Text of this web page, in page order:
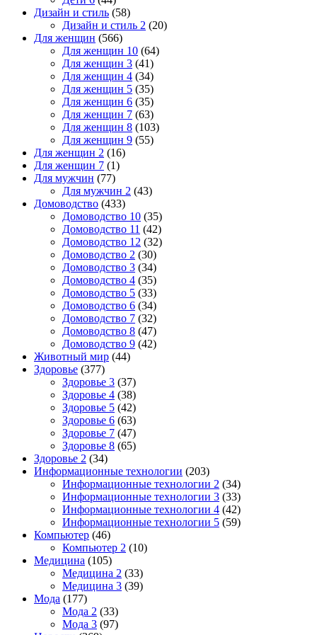
Дизайн и стиль (58)
Дизайн и стиль 2 (20)
Для женщин (566)
Для женщин 10 (64)
Для женщин 3 (41)
Для женщин 4 (34)
Для женщин 5 (35)
Для женщин 6 (35)
Для женщин 7 (63)
Для женщин 8 (103)
Для женщин 9 (55)
Для женщин 2 (16)
Для женщин 7 (1)
Для мужчин (77)
Для мужчин 2 (43)
Домоводство (433)
Домоводство 10 (35)
Домоводство 11 (42)
Домоводство 12 (32)
Домоводство 2 (30)
Домоводство 3 (34)
Домоводство 4 (35)
Домоводство 5 (33)
Домоводство 6 (34)
Домоводство 7 (32)
Домоводство 8 (47)
Домоводство 9 (42)
Животный мир (44)
Здоровье (377)
Здоровье 3 (37)
Здоровье 4 (38)
Здоровье 5 (42)
Здоровье 6 (63)
Здоровье 7 (47)
Здоровье 8 (65)
Здоровье 2 (34)
Информационные технологии (203)
Информационные технологии 2 (34)
Информационные технологии 3 (33)
Информационные технологии 4 (42)
Информационные технологии 5 (59)
Компьютер (46)
Компьютер 2 (10)
Медицина (105)
Медицина 2 (33)
Медицина 3 (39)
Мода (177)
Мода 2 (33)
Мода 3 (97)